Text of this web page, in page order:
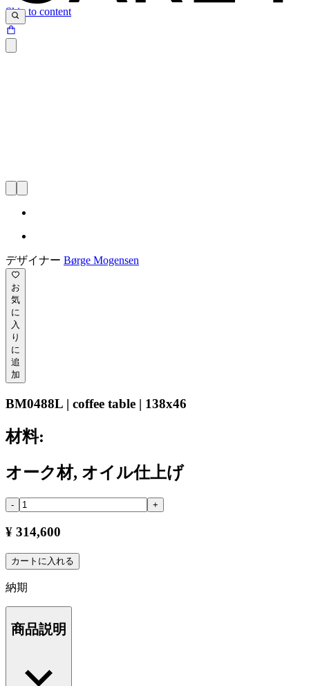
Skip to content
デザイナー Børge Mogensen
お
気
に
入
り
に
追
加
BM0488L | coffee table | 138x46
材料:
オーク材, オイル仕上げ
- +
¥ 314,600
カートに入れる
納期
商品説明